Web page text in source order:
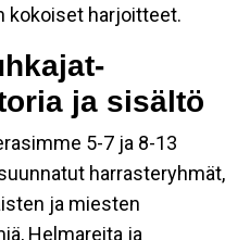
kokoiset harjoitteet.
ja sisältö
5-7 ja 8-13
harrasteryhmät,
ja miesten
Helmareita ja